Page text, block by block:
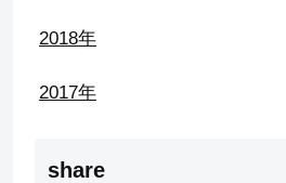
2018年
2017年
share